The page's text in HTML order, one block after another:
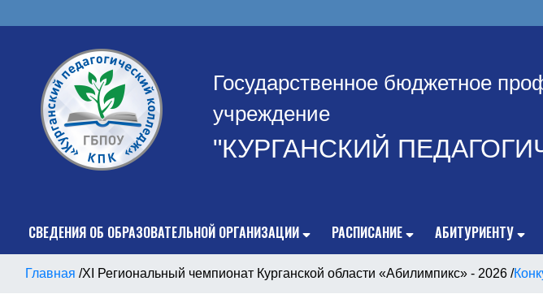
Государственное бюджетное
учреждение
"КУРГАНСКИЙ
СВЕДЕНИЯ ОБ ОБРАЗОВАТЕЛЬНОЙ ОРГАНИЗАЦИИ РАСПИСАНИЕ АБИТУРИЕНТУ
Главная /XI Региональный чемпионат Курганской области «Абилимпикс» - 2026 /